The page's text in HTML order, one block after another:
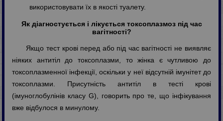
використовувати їх в якості туалету.
Як діагностується і лікується токсоплазмоз під час
вагітності?
Якщо тест крові перед або під час вагітності не виявляє
ніяких антитіл до токсоплазми, то жінка є чутливою до
токсоплазменної інфекції, оскільки у неї відсутній імунітет до
токсоплазми. Присутність антитіл в тесті крові
(імуноглобулінів класу G), говорить про те, що інфікування
вже відбулося в минулому.